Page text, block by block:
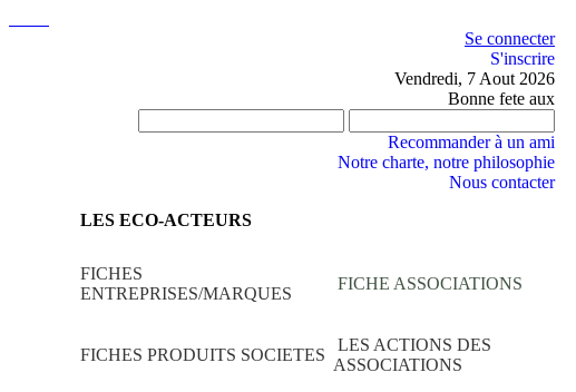
Se connecter
S'inscrire
Vendredi, 7 Aout 2026
Bonne fete aux
Recommander à un ami
Notre charte, notre philosophie
Nous contacter
LES ECO-ACTEURS
FICHES
ENTREPRISES/MARQUES
FICHE ASSOCIATIONS
FICHES PRODUITS SOCIETES
LES ACTIONS DES
ASSOCIATIONS